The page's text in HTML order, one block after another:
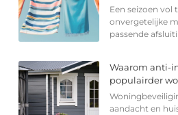
Een seizoen vol
onvergetelijke
passende
Waarom anti-
populairder
aandacht en